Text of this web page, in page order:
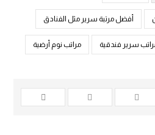
أفضل مرتبة سرير مثل الفنادق
سرير فندقية مراتب نوم أرضية